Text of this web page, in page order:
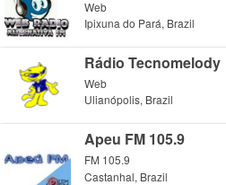
Web
Ipixuna do Pará, Brazil
Rádio Tecnomelody
Web
Ulianópolis, Brazil
Apeu FM 105.9
FM 105.9
Castanhal, Brazil